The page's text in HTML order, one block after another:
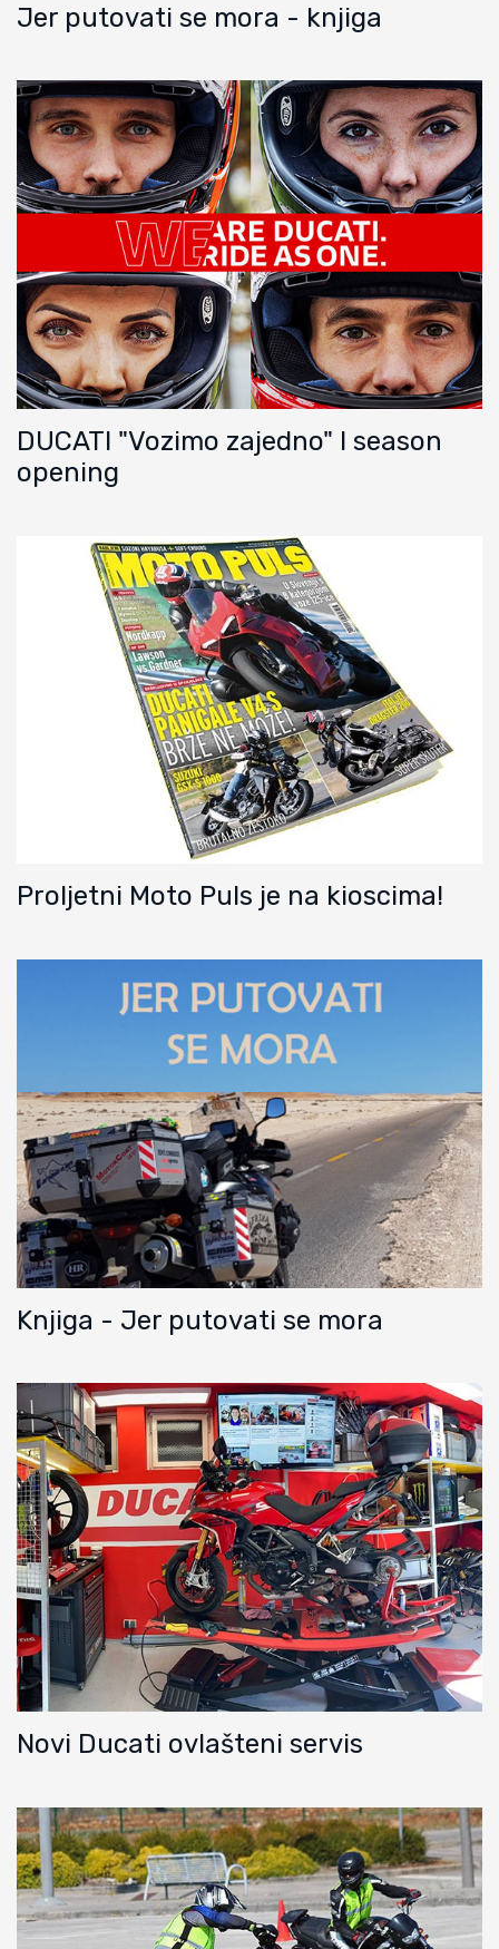
Jer putovati se mora - knjiga
DUCATI "Vozimo zajedno" I season
opening
Proljetni Moto Puls je na kioscima!
Knjiga - Jer putovati se mora
Novi Ducati ovlašteni servis